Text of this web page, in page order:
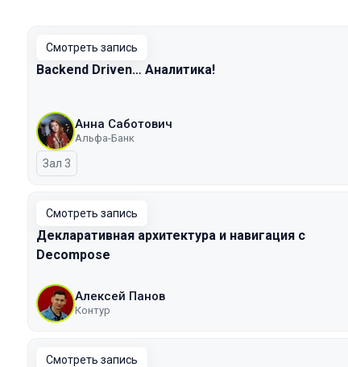
Смотреть запись
Backend Driven… Аналитика!
Анна Саботович
Альфа-Банк
Зал 3
Смотреть запись
Декларативная архитектура и навигация с
Decompose
Алексей Панов
Контур
Смотреть запись